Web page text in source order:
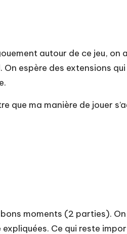
autour de ce jeu,
espère des extensions
ma manière de jouer
moments (2 parties).
Ce qui reste